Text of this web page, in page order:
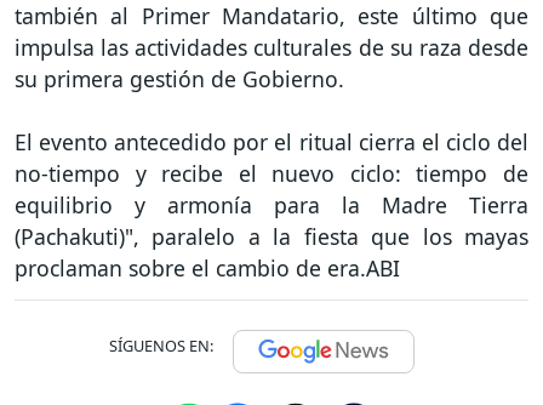
también al Primer Mandatario, este último que
impulsa las actividades culturales de su raza desde
su primera gestión de Gobierno.
El evento antecedido por el ritual cierra el ciclo del
no-tiempo y recibe el nuevo ciclo: tiempo de
equilibrio y armonía para la Madre Tierra
(Pachakuti)", paralelo a la fiesta que los mayas
proclaman sobre el cambio de era.ABI
SÍGUENOS EN: